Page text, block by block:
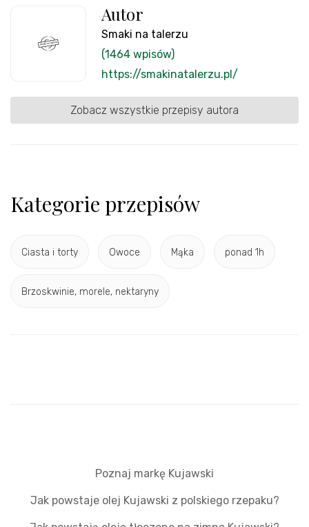
Autor
Smaki na talerzu
(1464 wpisów)
https://smakinatalerzu.pl/
Zobacz wszystkie przepisy autora
Kategorie przepisów
Ciasta i torty Owoce Mąka ponad 1h
Brzoskwinie, morele, nektaryny
Poznaj markę Kujawski
Jak powstaje olej Kujawski z polskiego rzepaku?